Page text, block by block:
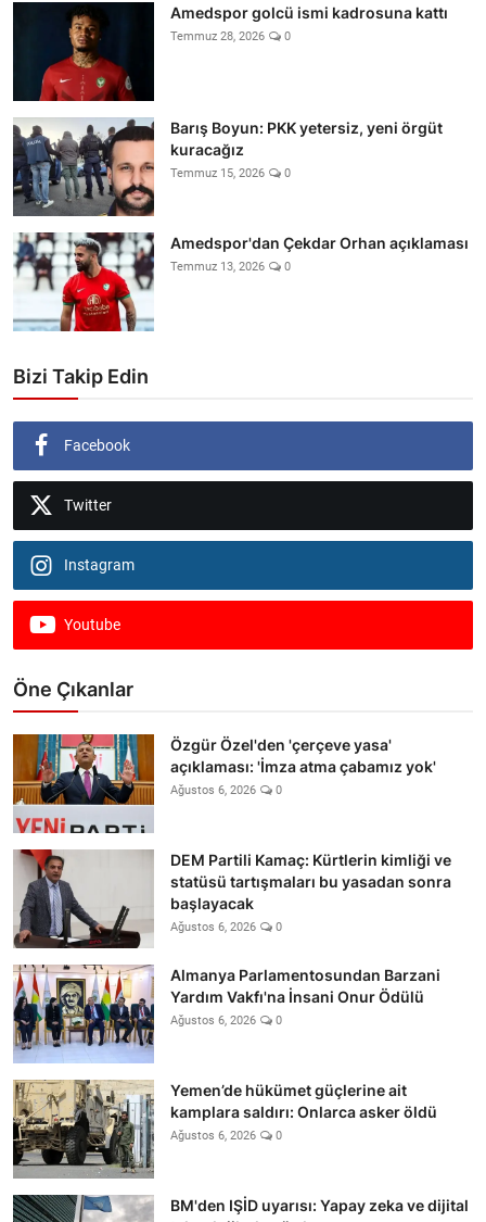
Amedspor golcü ismi kadrosuna kattı
Temmuz 28, 2026 0
Barış Boyun: PKK yetersiz, yeni örgüt
kuracağız
Temmuz 15, 2026 0
Amedspor'dan Çekdar Orhan açıklaması
Temmuz 13, 2026 0
Bizi Takip Edin
Facebook
Twitter
Instagram
Youtube
Öne Çıkanlar
Özgür Özel'den 'çerçeve yasa'
açıklaması: 'İmza atma çabamız yok'
Ağustos 6, 2026 0
DEM Partili Kamaç: Kürtlerin kimliği ve
statüsü tartışmaları bu yasadan sonra
başlayacak
Ağustos 6, 2026 0
Almanya Parlamentosundan Barzani
Yardım Vakfı'na İnsani Onur Ödülü
Ağustos 6, 2026 0
Yemen’de hükümet güçlerine ait
kamplara saldırı: Onlarca asker öldü
Ağustos 6, 2026 0
BM'den IŞİD uyarısı: Yapay zeka ve dijital